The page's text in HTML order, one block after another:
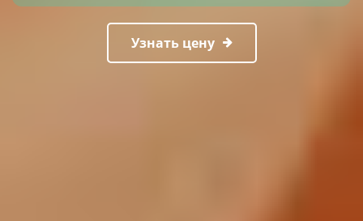
Узнать цену